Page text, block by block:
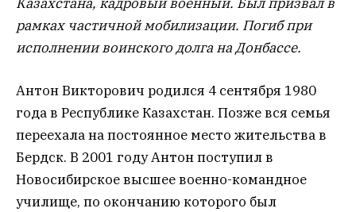
рамках частичной мобилизации. Погиб при
исполнении воинского долга на Донбассе.
Антон Викторович родился 4 сентября 1980
года в Республике Казахстан. Позже вся семья
переехала на постоянное место жительства в
Бердск. В 2001 году Антон поступил в
Новосибирское высшее военно-командное
училище, по окончанию которого был